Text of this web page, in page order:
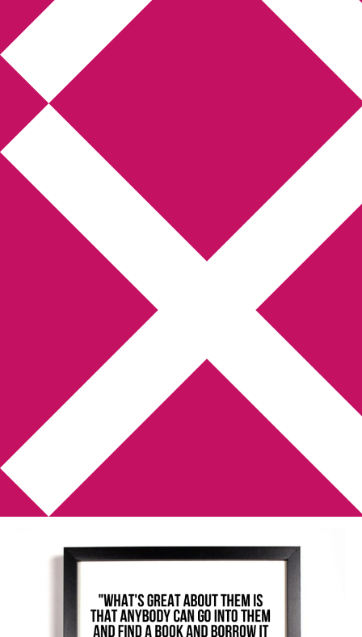
Annikas litteratur-
och kulturblogg
Deckare, kriminalromaner, thrillers
Hem Författarfemman
Webbshop Amazon
Bokbloggsjerka Bloggmaraton
Kriminalroman Min tv-blogg
You are here: Stephen Fry On Libraries [citat]
Stephen Fry On Libraries
[citat]
2014-03-20